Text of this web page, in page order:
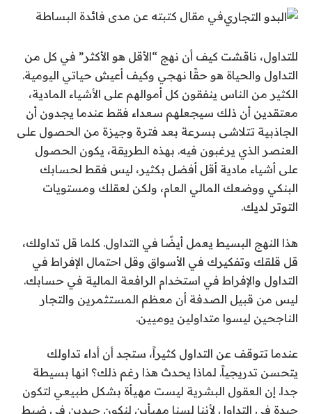
في مقال كتبته عن مدى فائدة البساطة
للتداول، ناقشت كيف أن نهج “الأقل هو الأكثر” في كل من
التداول والحياة هو حقًا نهجي وكيف أعيش حياتي اليومية.
الكثير من الناس ينفقون كل أموالهم على الأشياء المادية،
معتقدين أن ذلك سيجعلهم سعداء فقط عندما يجدون أن
الجاذبية تتلاشى بسرعة بعد فترة وجيزة من الحصول على
العنصر الذي يرغبون فيه. بهذه الطريقة، يكون الحصول
على أشياء مادية أقل أفضل بكثير، ليس فقط لحسابك
البنكي ووضعك المالي العام، ولكن لعقلك ومستويات
التوتر لديك.
هذا النهج البسيط يعمل أيضًا في التداول. كلما قل تداولك،
قل قلقك وتفكيرك في الأسواق وقل احتمال الإفراط في
التداول والإفراط في استخدام الرافعة المالية في حسابك.
ليس من قبيل الصدفة أن معظم المستثمرين والتجار
الناجحين ليسوا متداولين يوميين.
عندما تتوقف عن التداول كثيراً، ستجد أن أداء تداولك
يتحسن تدريجياً. لماذا يحدث هذا رغم ذلك؟ انها بسيطة
جدا. إن العقول البشرية ليست مهيأة بشكل طبيعي لتكون
جيدة في التداول لأننا لسنا مهيأين لنكون جيدين في ضبط